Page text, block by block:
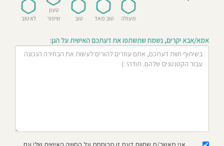
מעולה טוב מאד טוב
טעון
שיפור
לא טוב
אמא/אבא יקרים, נשמח שתשתפו את דעתכם האישית על הגן: